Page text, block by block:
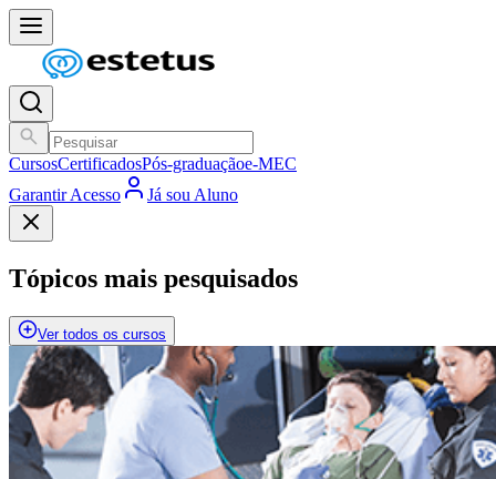
CursosCertificadosPós-graduaçãoe-MEC
Garantir Acesso
Já sou Aluno
Tópicos mais pesquisados
Ver todos os cursos